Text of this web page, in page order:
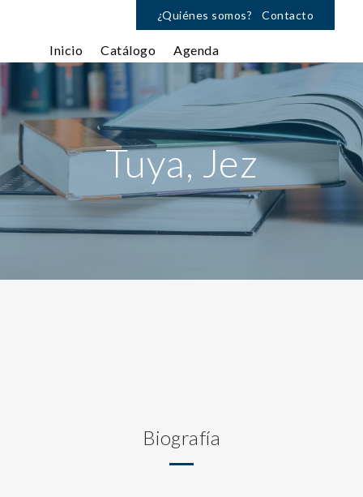
¿Quiénes somos? Contacto
Inicio Catálogo Agenda
Tuya, Jez
Biografía